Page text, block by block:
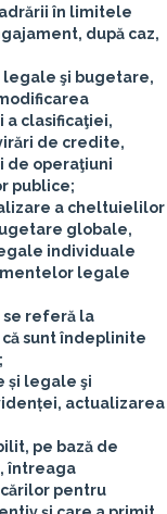
în limitele
după caz,
şi bugetare,
a clasificaţiei,
de credite,
de operaţiuni
publice;
a cheltuielilor
globale,
individuale
legale
se referă la
sunt îndeplinite
și legale şi
actualizarea
pe bază de
întreaga
pentru